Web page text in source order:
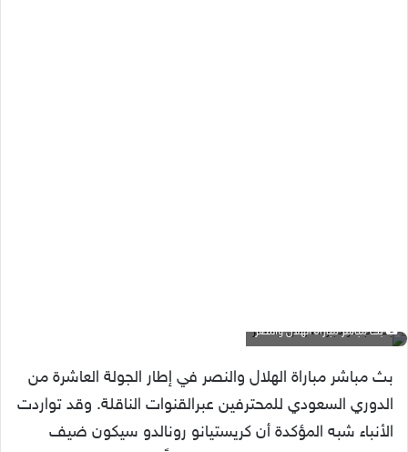
بث مباشر مباراة الهلال والنصر
بث مباشر مباراة الهلال والنصر في إطار الجولة العاشرة من
الدوري السعودي للمحترفين عبرالقنوات الناقلة. وقد تواردت
الأنباء شبه المؤكدة أن كريستيانو رونالدو سيكون ضيف